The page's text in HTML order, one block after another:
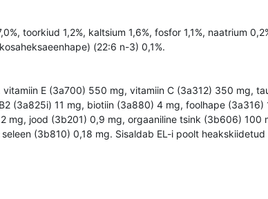
toorkiud 1,2%, kaltsium 1,6%, fosfor 1,1%, naatrium
(22:6 n-3) 0,1%.
E (3a700) 550 mg, vitamiin C (3a312) 350 mg,
(3a825i) 11 mg, biotiin (3a880) 4 mg, foolhape
mg, jood (3b201) 0,9 mg, orgaaniline tsink (3b606)
(3b810) 0,18 mg. Sisaldab EL-i poolt